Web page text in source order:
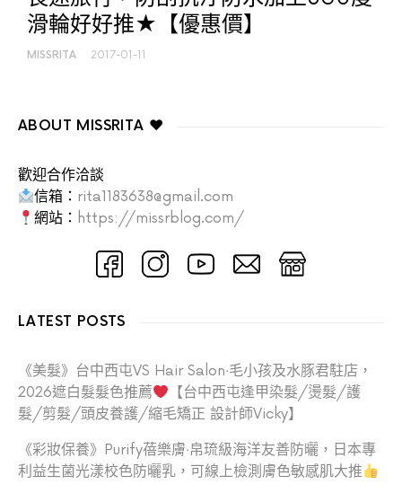
滑輪好好推★【優惠價】
MISSRITA 2017-01-11
ABOUT MISSRITA ♥
歡迎合作洽談
信箱： rita1183638@gmail.com
網站： https://missrblog.com/
LATEST POSTS
《美髮》台中西屯VS Hair Salon‧毛小孩及水豚君駐店，
2026遮白髮髮色推薦
【台中西屯逢甲染髮/燙髮/護
髮/剪髮/頭皮養護/縮毛矯正 設計師Vicky】
《彩妝保養》Purify蓓樂膚‧帛琉級海洋友善防曬，日本專
利益生菌光漾校色防曬乳，可線上檢測膚色敏感肌大推